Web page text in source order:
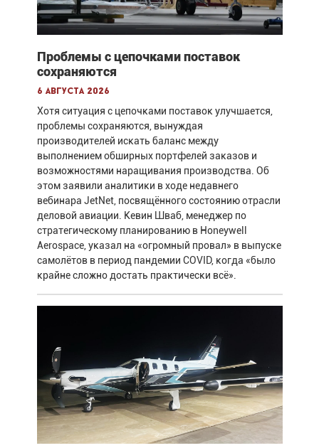
Проблемы с цепочками поставок
сохраняются
6 августа 2026
Хотя ситуация с цепочками поставок улучшается,
проблемы сохраняются, вынуждая
производителей искать баланс между
выполнением обширных портфелей заказов и
возможностями наращивания производства. Об
этом заявили аналитики в ходе недавнего
вебинара JetNet, посвящённого состоянию отрасли
деловой авиации. Кевин Шваб, менеджер по
стратегическому планированию в Honeywell
Aerospace, указал на «огромный провал» в выпуске
самолётов в период пандемии COVID, когда «было
крайне сложно достать практически всё».